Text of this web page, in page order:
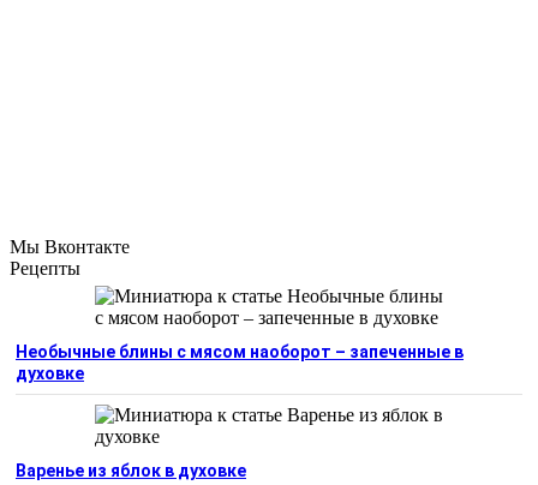
Мы Вконтакте
Рецепты
Необычные блины с мясом наоборот – запеченные в
духовке
Варенье из яблок в духовке